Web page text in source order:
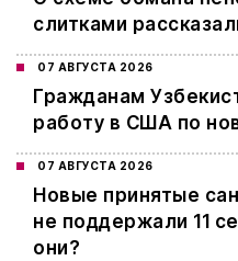
слитками
07 АВГУСТА 2026
Гражданам
работу в США по
07 АВГУСТА 2026
Новые принятые
не поддержали 11
они?